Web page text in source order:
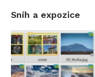
Sníh a expozice